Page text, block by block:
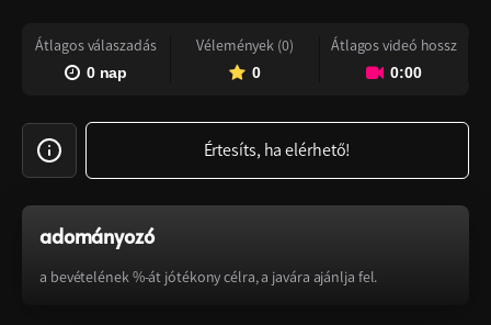
Átlagos válaszadás
0 nap
Vélemények (0)
0
Átlagos videó hossz
0:00
Értesíts, ha elérhető!
adományozó
a bevételének %-át jótékony célra, a javára ajánlja fel.